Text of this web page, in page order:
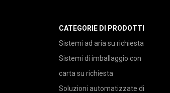
CATEGORIE DI PRODOTTI
Sistemi ad aria su richiesta
Sistemi di imballaggio con
carta su richiesta
Soluzioni automatizzate di